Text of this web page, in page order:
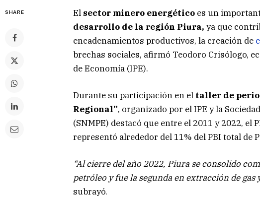
SHARE El sector minero energético es un
desarrollo de la región Piura, ya que
encadenamientos productivos, la creación de
brechas sociales, afirmó Teodoro Crisólogo,
de Economía (IPE).
Durante su participación en el taller de
Regional”, organizado por el IPE y la
(SNMPE) destacó que entre el 2011 y 2022,
representó alrededor del 11% del PBI total de
“Al cierre del año 2022, Piura se consolido
petróleo y fue la segunda en extracción de gas
subrayó.